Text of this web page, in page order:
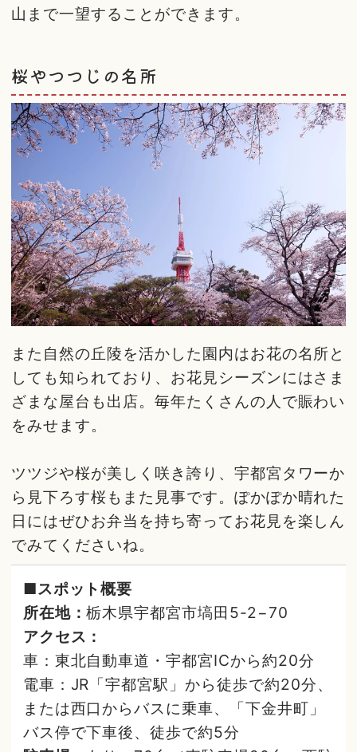
山まで一望することができます。
桜やつつじの名所
また自然の丘陵を活かした園内はお花の名所と
しても知られており、お花見シーズンにはさま
ざまな屋台も出店。毎年たくさんの人で賑わい
をみせます。
ツツジや桜が美しく咲き誇り、宇都宮タワーか
ら見下ろす桜もまた見事です。ぽかぽか晴れた
日にはぜひお弁当を持ち寄ってお花見を楽しん
でみてくださいね。
■スポット概要
所在地：栃木県宇都宮市塙田5-2−70
アクセス：
車：東北自動車道・宇都宮ICから約20分
電車：JR「宇都宮駅」から徒歩で約20分、
または西口からバスに乗車、「下金井町」
バス停で下車後、徒歩で約5分